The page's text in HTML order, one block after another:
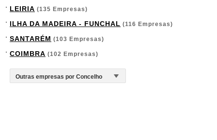
LEIRIA (135 Empresas)
ILHA DA MADEIRA - FUNCHAL (116 Empresas)
SANTARÉM (103 Empresas)
COIMBRA (102 Empresas)